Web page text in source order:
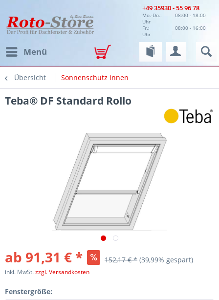
+49 35930 - 55 96 78
Mo.-Do.:
08:00 - 18:00
Uhr
Fr.:
08:00 - 16:00
Uhr
Menü
Übersicht Sonnenschutz innen
Teba® DF Standard Rollo
ab 91,31 € * 152,17 € * (39,99% gespart)
inkl. MwSt.zzgl. Versandkosten
Fenstergröße: